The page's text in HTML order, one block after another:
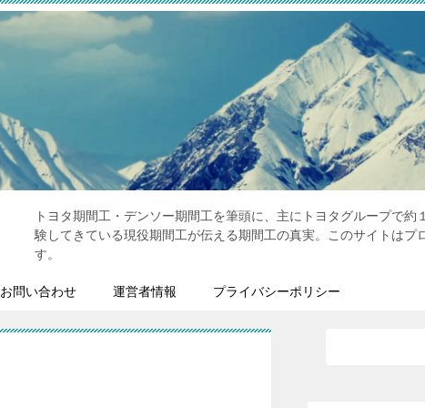
トヨタ期間工・デンソー期間工を筆頭に、主にトヨタグループで約
験してきている現役期間工が伝える期間工の真実。このサイトはプ
す。
お問い合わせ 運営者情報 プライバシーポリシー